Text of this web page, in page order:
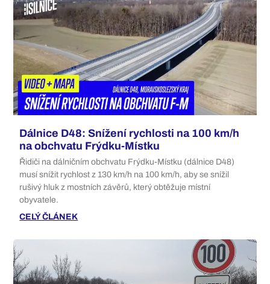
Dálnice D48: Snížení rychlosti na 100 km/h
na obchvatu Frýdku-Místku
Řidiči na dálničním obchvatu Frýdku-Místku (dálnice D48)
musí snížit rychlost z 130 km/h na 100 km/h, aby se snížil
rušivý hluk z mostních závěrů, který obtěžuje místní
obyvatele.
CELÝ ČLÁNEK